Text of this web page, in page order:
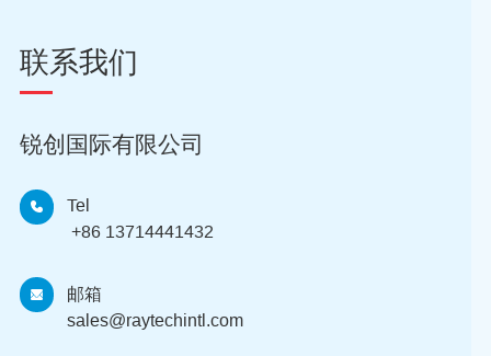
联系我们
锐创国际有限公司
Tel
+86 13714441432
邮箱
sales@raytechintl.com